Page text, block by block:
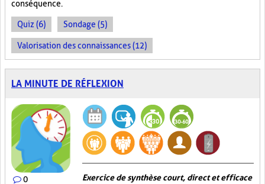
conséquence.
Quiz (6) Sondage (5)
Valorisation des connaissances (12)
LA MINUTE DE RÉFLEXION
0 Exercice de synthèse court, direct et efficace